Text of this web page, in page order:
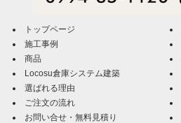
トップページ
施工事例
商品
Locosu倉庫システム建築
選ばれる理由
ご注文の流れ
お問い合せ・無料見積り